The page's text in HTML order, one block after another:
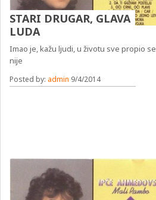
STARI DRUGAR, GLAVA
LUDA
Imao je, kažu ljudi, u životu sve propio
nije
Posted by: admin 9/4/2014